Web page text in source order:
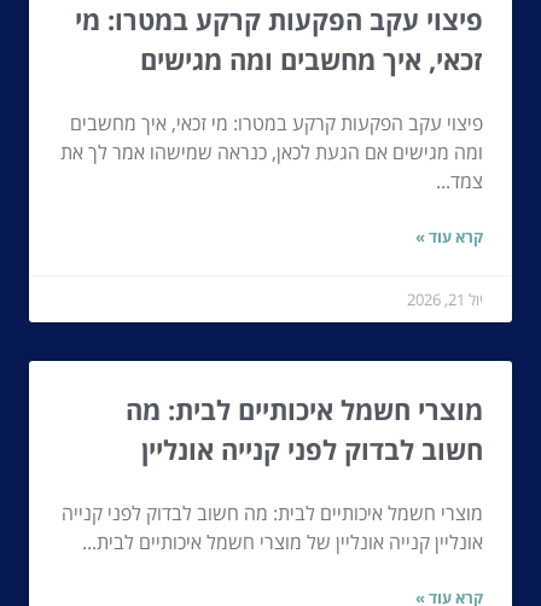
פיצוי עקב הפקעות קרקע במטרו: מי
זכאי, איך מחשבים ומה מגישים
פיצוי עקב הפקעות קרקע במטרו: מי זכאי, איך מחשבים
ומה מגישים אם הגעת לכאן, כנראה שמישהו אמר לך את
צמד...
קרא עוד »
יול 21, 2026
מוצרי חשמל איכותיים לבית: מה
חשוב לבדוק לפני קנייה אונליין
מוצרי חשמל איכותיים לבית: מה חשוב לבדוק לפני קנייה
אונליין קנייה אונליין של מוצרי חשמל איכותיים לבית...
קרא עוד »